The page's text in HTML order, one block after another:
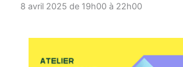
8 avril 2025 de 19h00à 22h00